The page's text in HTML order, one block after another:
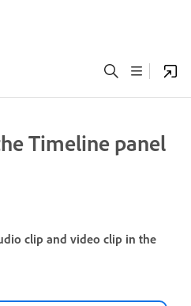
Timeline panel
clip and video clip in the